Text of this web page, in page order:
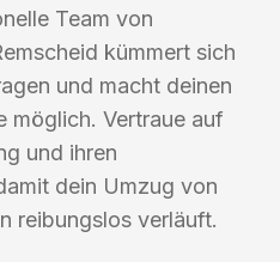
Team von
kümmert sich
und macht deinen
möglich. Vertraue auf
und ihren
dein Umzug von
reibungslos verläuft.